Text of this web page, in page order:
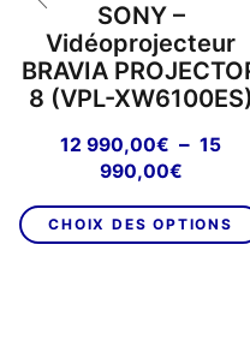
SONY –
Vidéoprojecteur
BRAVIA
8 (VPL-XW6100ES)
12 990,00€ – 15
990,00€Plage
prix :
12
CHOIX DES OPTIONS